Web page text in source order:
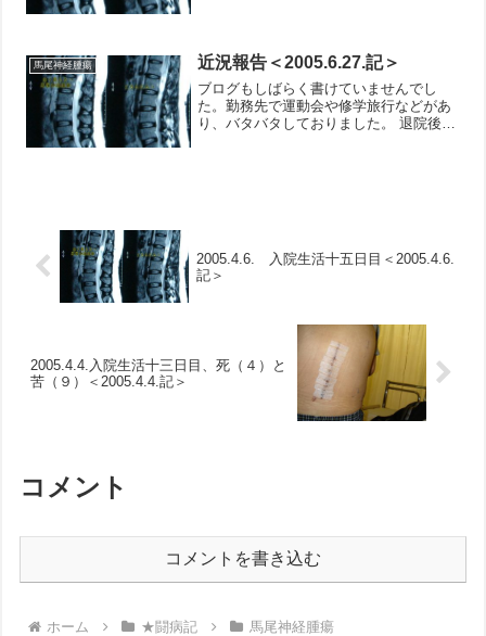
う。一番辛いのは、咳や...
馬尾神経腫瘍 近況報告＜2005.6.27.記＞
ブログもしばらく書けていませんでし
た。勤務先で運動会や修学旅行などがあ
り、バタバタしておりました。 退院後、
2005.4.6. 入院生活十五日目＜2005.4.6.
記＞
2005.4.4.入院生活十三日目、死（４）と
苦（９）＜2005.4.4.記＞
コメント
コメントを書き込む
ホーム ★闘病記 馬尾神経腫瘍